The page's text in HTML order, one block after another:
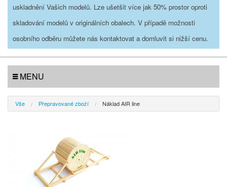
uskladnění Vašich modelů. Lze ušetšit více jak 50% prostor oproti
skladování modelů v originálních obalech. V případě možnosti
osobního odběru můžete nás kontaktovat a domluvit si nižší cenu.
MENU
Vše Přepravované zboží Náklad AIR line